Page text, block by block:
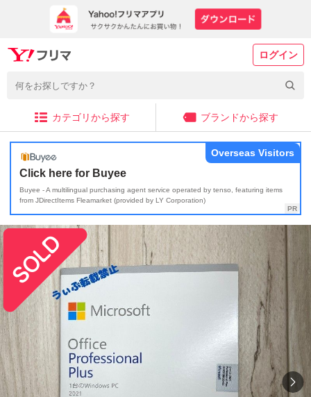
ログイン
カテゴリから探す ブランドから探す
Click here for Buyee
Buyee - A multilingual purchasing agent service operated by tenso, featuring items
from JDirectItems Fleamarket (provided by LY Corporation)
Overseas Visitors